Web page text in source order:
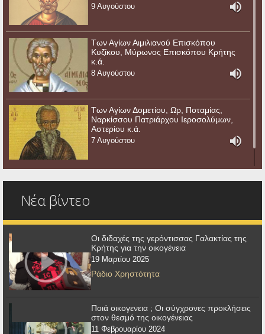
9 Αυγούστου
Των Αγίων Αιμιλιανού Επισκόπου
Κυζίκου, Μύρωνος Επισκόπου Κρήτης
κ.ά.
8 Αυγούστου
Των Αγίων Δομετίου, Ωρ, Ποταμίας,
Ναρκίσσου Πατριάρχου Ιεροσολύμων,
Αστερίου κ.ά.
7 Αυγούστου
Νέα βίντεο
Οι διδαχές της γερόντισσας Γαλακτίας της
Κρήτης για την οικογένεια
19 Μαρτίου 2025
Ράδιο Χρηστότητα
Ποιά οικογενεια ; Οι σύγχρονες προκλήσεις
στον θεσμό της οικογένειας
11 Φεβρουαρίου 2024